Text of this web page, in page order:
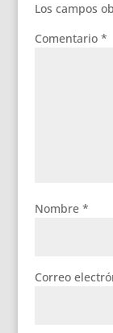
Los campos
Comentario *
Nombre *
Correo